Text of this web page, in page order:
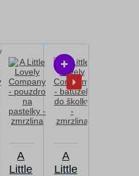
A
Little
A
Little